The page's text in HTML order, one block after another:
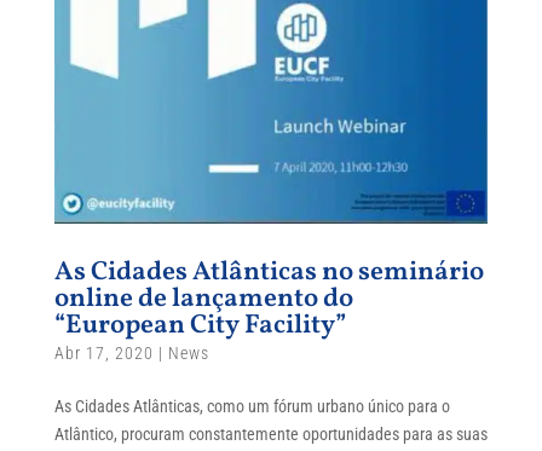
As Cidades Atlânticas no seminário
online de lançamento do
“European City Facility”
Abr 17, 2020 | News
As Cidades Atlânticas, como um fórum urbano único para o
Atlântico, procuram constantemente oportunidades para as suas